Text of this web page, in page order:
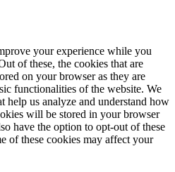
your experience while you
of these, the cookies that are
on your browser as they are
functionalities of the website. We
help us analyze and understand how
will be stored in your browser
have the option to opt-out of these
of these cookies may affect your